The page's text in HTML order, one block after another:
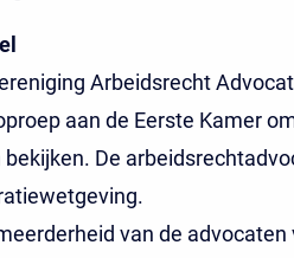
Arbeidsrecht
aan de Eerste Kamer
bekijken. De
van de